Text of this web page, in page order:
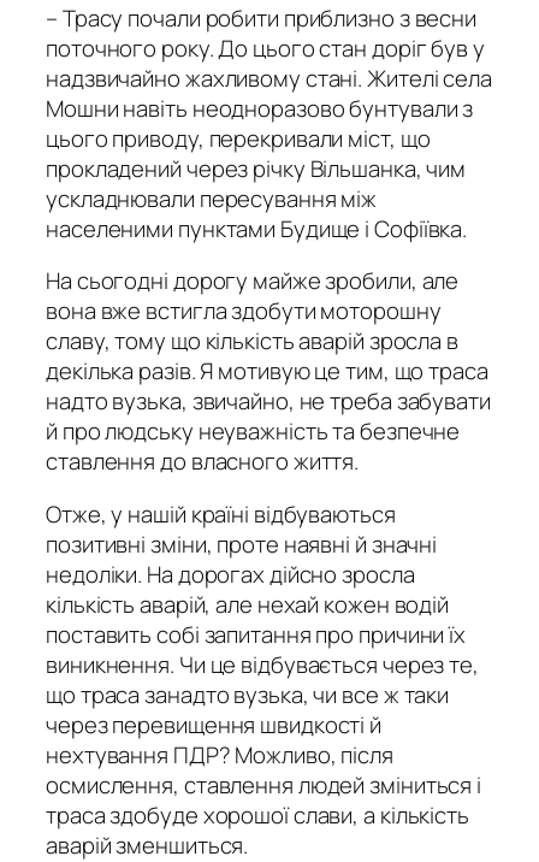
– Трасу почали робити приблизно з весни
поточного року. До цього стан доріг був у
надзвичайно жахливому стані. Жителі села
Мошни навіть неодноразово бунтували з
цього приводу, перекривали міст, що
прокладений через річку Вільшанка, чим
ускладнювали пересування між
населеними пунктами Будище і Софіївка.
На сьогодні дорогу майже зробили, але
вона вже встигла здобути моторошну
славу, тому що кількість аварій зросла в
декілька разів. Я мотивую це тим, що траса
надто вузька, звичайно, не треба забувати
й про людську неуважність та безпечне
ставлення до власного життя.
Отже, у нашій країні відбуваються
позитивні зміни, проте наявні й значні
недоліки. На дорогах дійсно зросла
кількість аварій, але нехай кожен водій
поставить собі запитання про причини їх
виникнення. Чи це відбувається через те,
що траса занадто вузька, чи все ж таки
через перевищення швидкості й
нехтування ПДР? Можливо, після
осмислення, ставлення людей зміниться і
траса здобуде хорошої слави, а кількість
аварій зменшиться.